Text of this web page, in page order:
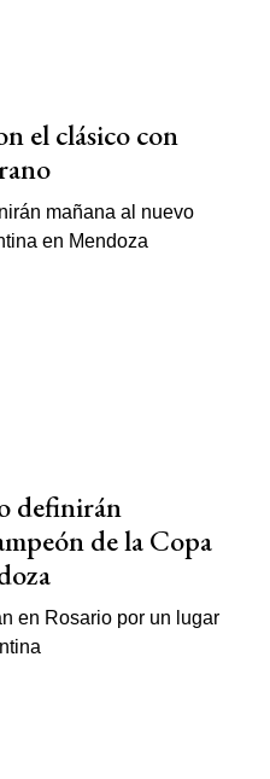
el clásico con
definirán
de la Copa